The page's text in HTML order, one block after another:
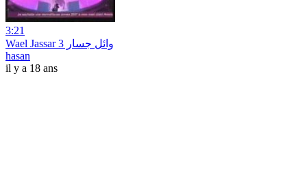
3:21
Wael Jassar وائل جسار 3
hasan
il y a 18 ans